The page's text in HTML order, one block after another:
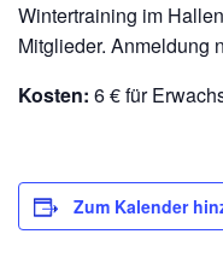
Wintertraining im
Mitglieder. Anmeldung
Kosten: 6 € für
Zum Kalender